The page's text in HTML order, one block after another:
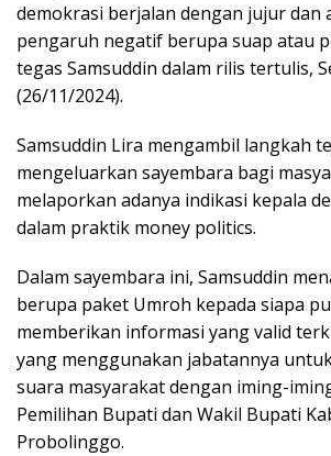
demokrasi berjalan dengan jujur dan
pengaruh negatif berupa suap atau
tegas Samsuddin dalam rilis tertulis,
(26/11/2024).
Samsuddin Lira mengambil langkah
mengeluarkan sayembara bagi
melaporkan adanya indikasi kepala
dalam praktik money politics.
Dalam sayembara ini, Samsuddin
berupa paket Umroh kepada siapa
memberikan informasi yang valid
yang menggunakan jabatannya
suara masyarakat dengan iming-
Pemilihan Bupati dan Wakil Bupati
Probolinggo.